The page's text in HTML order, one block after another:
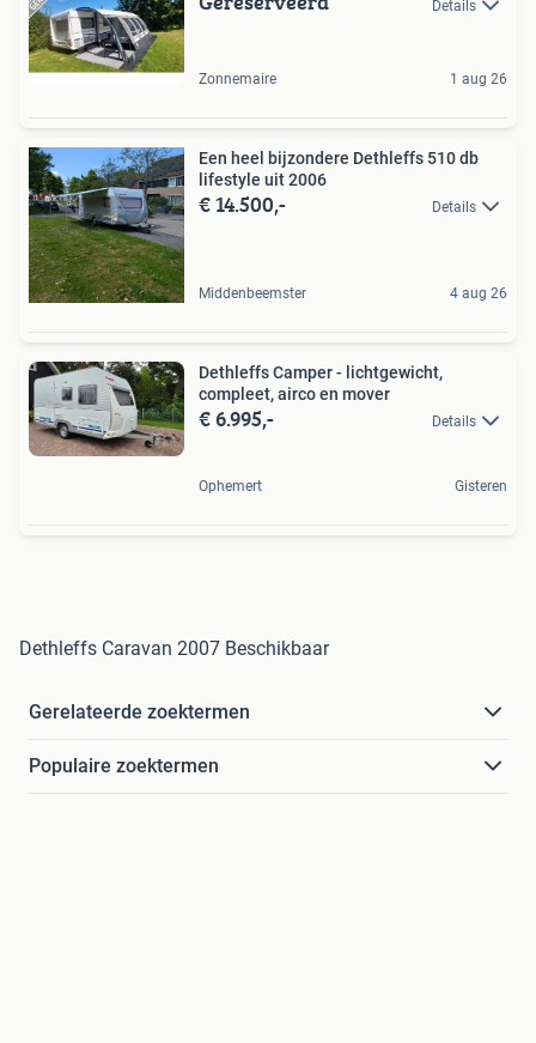
Details
Zonnemaire 1 aug 26
Een heel bijzondere Dethleffs 510 db
lifestyle uit 2006
€ 14.500,- Details
Middenbeemster 4 aug 26
Dethleffs Camper - lichtgewicht,
compleet, airco en mover
€ 6.995,- Details
Ophemert Gisteren
Dethleffs Caravan 2007 Beschikbaar
Gerelateerde zoektermen
Populaire zoektermen